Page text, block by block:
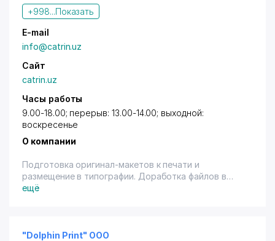
+998...Показать
E-mail
info@catrin.uz
Сайт
catrin.uz
Часы работы
9.00-18.00; перерыв: 13.00-14.00; выходной:
воскресенье
О компании
Подготовка оригинал-макетов к печати и
размещение в типографии. Доработка файлов в
соответствии с требованиями типографий.
ещё
"Dolphin Print" ООО